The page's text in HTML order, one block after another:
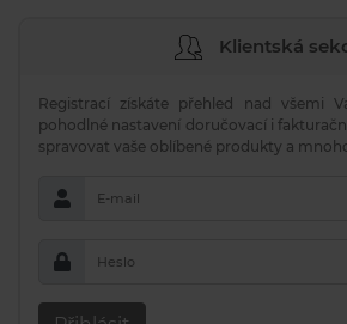
Klientská
Registrací získáte přehled nad všemi
pohodlné nastavení doručovací i
spravovat vaše oblíbené produkty a
E-mail
Heslo